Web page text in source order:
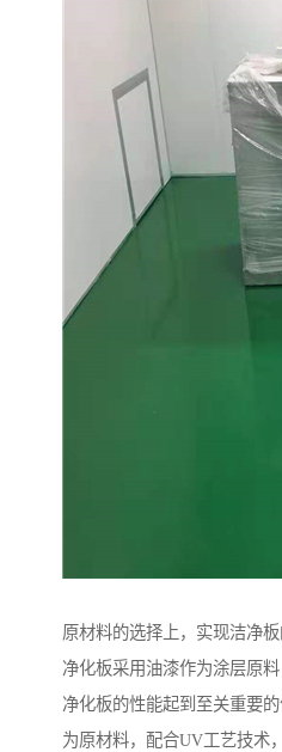
原材料的选择上，实现洁净板
净化板采用油漆作为涂层原
净化板的性能起到至关重要
为原材料，配合UV工艺技术